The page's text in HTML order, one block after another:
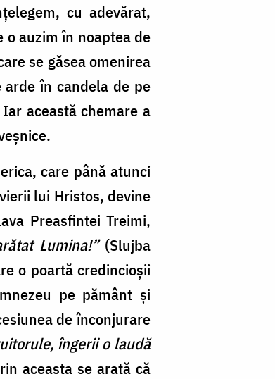
cu adevărat,
auzim în noaptea de
se găsea omenirea
în candela de pe
această chemare a
care până atunci
lui Hristos, devine
Preasfintei Treimi,
Lumina!”(Slujba
o poartă credincioșii
pe pământ și
de înconjurare
îngerii o laudă
aceasta se arată că